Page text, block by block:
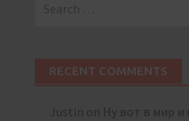
RECENT COMMENTS
Justin on Ну вот в мир и